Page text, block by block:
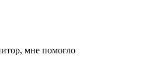
мне помогло